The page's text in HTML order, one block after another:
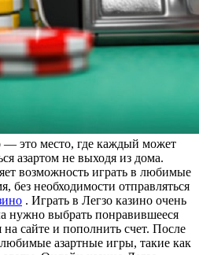
— это место, где каждый может
азартом не выходя из дома.
возможность играть в любимые
без необходимости отправляться
. Играть в Легзо казино очень
нужно выбрать понравившееся
на сайте и пополнить счет. После
азартные игры, такие как